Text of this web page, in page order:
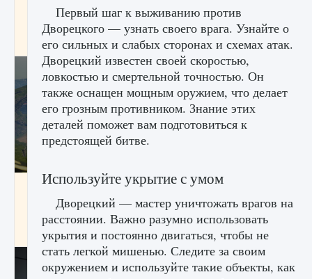
лицензии, лиги, команды и стадионы в EA
9 августа 2024 2 395 0 2
Как исправить ошибку Palworld EPalworld
«Идет сохранение мира — Невозможно
начать сохранение данных мира»
9 августа 2024 2 711 0 0
Первый шаг к выживанию против
Дворецкого — узнать своего врага. Узнайте о
его сильных и слабых сторонах и схемах атак.
Дворецкий известен своей скоростью,
ловкостью и смертельной точностью. Он
также оснащен мощным оружием, что делает
его грозным противником. Знание этих
деталей поможет вам подготовиться к
предстоящей битве.
Используйте укрытие с умом
Дворецкий — мастер уничтожать врагов на
расстоянии. Важно разумно использовать
укрытия и постоянно двигаться, чтобы не
стать легкой мишенью. Следите за своим
окружением и используйте такие объекты, как